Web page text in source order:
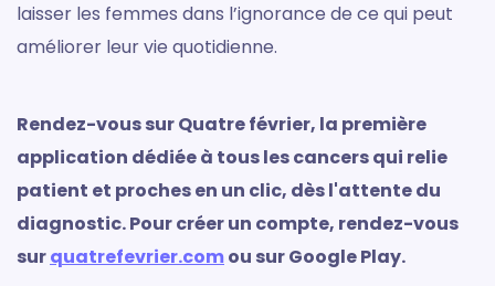
laisser les femmes dans l’ignorance de ce qui peut
améliorer leur vie quotidienne.
Rendez-vous sur Quatre février, la première
application dédiée à tous les cancers qui relie
patient et proches en un clic, dès l'attente du
diagnostic. Pour créer un compte, rendez-vous
surquatrefevrier.comou sur Google Play.